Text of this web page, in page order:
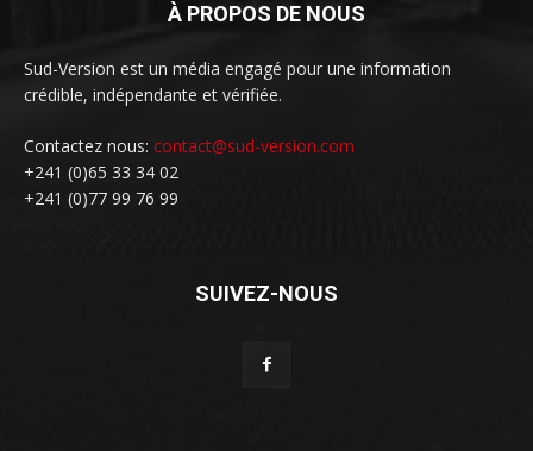
À PROPOS DE NOUS
Sud-Version est un média engagé pour une information
crédible, indépendante et vérifiée.
Contactez nous: contact@sud-version.com
+241 (0)65 33 34 02
+241 (0)77 99 76 99
SUIVEZ-NOUS